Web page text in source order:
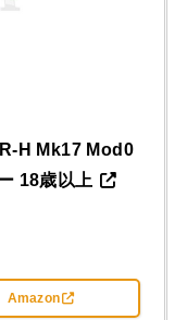
H Mk17 Mod0
18歳以上
Amazon